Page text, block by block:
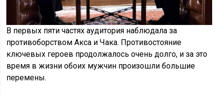
В первых пяти частях аудитория наблюдала за
противоборством Акса и Чака. Противостояние
ключевых героев продолжалось очень долго, и за это
время в жизни обоих мужчин произошли большие
перемены.